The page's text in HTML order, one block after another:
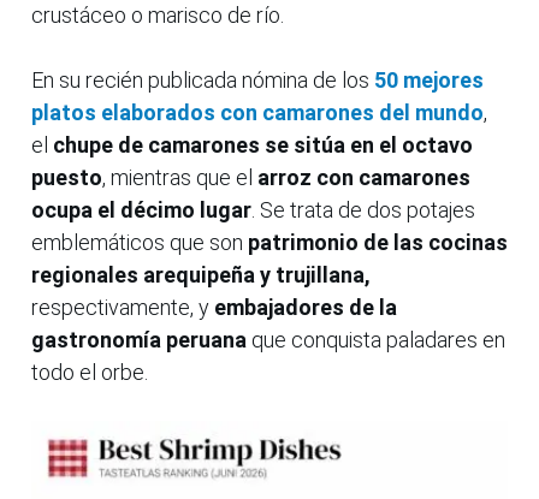
crustáceo o marisco de río.
En su recién publicada nómina de los 50 mejores
platos elaborados con camarones del mundo,
el chupe de camarones se sitúa en el octavo
puesto, mientras que el arroz con camarones
ocupa el décimo lugar . Se trata de dos potajes
emblemáticos que son patrimonio de las cocinas
regionales arequipeña y trujillana,
respectivamente, y embajadores de la
gastronomía peruana que conquista paladares en
todo el orbe.